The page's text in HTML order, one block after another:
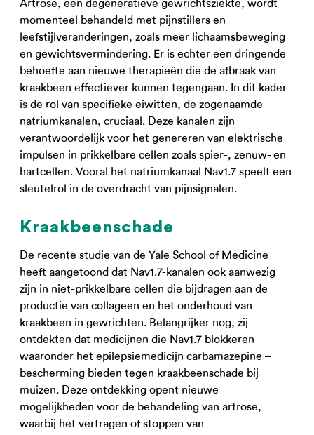
Artrose, een degeneratieve gewrichtsziekte, wordt
momenteel behandeld met pijnstillers en
leefstijlveranderingen, zoals meer lichaamsbeweging
en gewichtsvermindering. Er is echter een dringende
behoefte aan nieuwe therapieën die de afbraak van
kraakbeen effectiever kunnen tegengaan. In dit kader
is de rol van specifieke eiwitten, de zogenaamde
natriumkanalen, cruciaal. Deze kanalen zijn
verantwoordelijk voor het genereren van elektrische
impulsen in prikkelbare cellen zoals spier-, zenuw- en
hartcellen. Vooral het natriumkanaal Nav1.7 speelt een
sleutelrol in de overdracht van pijnsignalen.
Kraakbeenschade
De recente studie van de Yale School of Medicine
heeft aangetoond dat Nav1.7-kanalen ook aanwezig
zijn in niet-prikkelbare cellen die bijdragen aan de
productie van collageen en het onderhoud van
kraakbeen in gewrichten. Belangrijker nog, zij
ontdekten dat medicijnen die Nav1.7 blokkeren –
waaronder het epilepsiemedicijn carbamazepine –
bescherming bieden tegen kraakbeenschade bij
muizen. Deze ontdekking opent nieuwe
mogelijkheden voor de behandeling van artrose,
waarbij het vertragen of stoppen van